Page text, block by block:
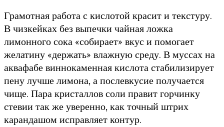
Грамотная работа с кислотой красит и текстуру.
В чизкейках без выпечки чайная ложка
лимонного сока «собирает» вкус и помогает
желатину «держать» влажную среду. В муссах на
аквафабе виннокаменная кислота стабилизирует
пену лучше лимона, а послевкусие получается
чище. Пара кристаллов соли правит горчинку
стевии так же уверенно, как точный штрих
карандашом исправляет контур.